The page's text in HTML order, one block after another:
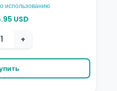
использованию
USD
+